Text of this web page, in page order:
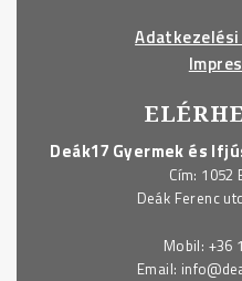
Deák17 Gyermek és
Cím: 1052
Deák Ferenc
Mobil: +36
Email: